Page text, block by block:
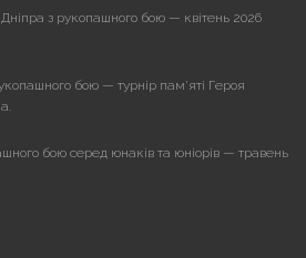
з рукопашного бою — квітень 2026
бою — турнір пам’яті Героя
бою серед юнаків та юніорів — травень